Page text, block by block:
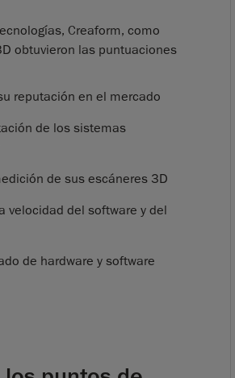
Creaform, como
obtuvieron las puntuaciones
reputación en el mercado
de los sistemas
de sus escáneres 3D
velocidad del software y del
de hardware y software